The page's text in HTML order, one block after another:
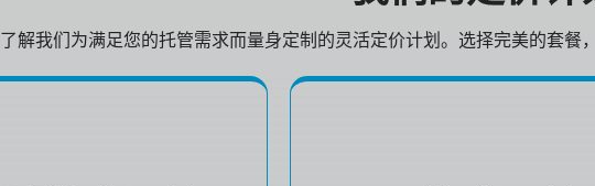
了解我们为满足您的托管需求而量身定制的灵活定价计划。选择完美的套餐